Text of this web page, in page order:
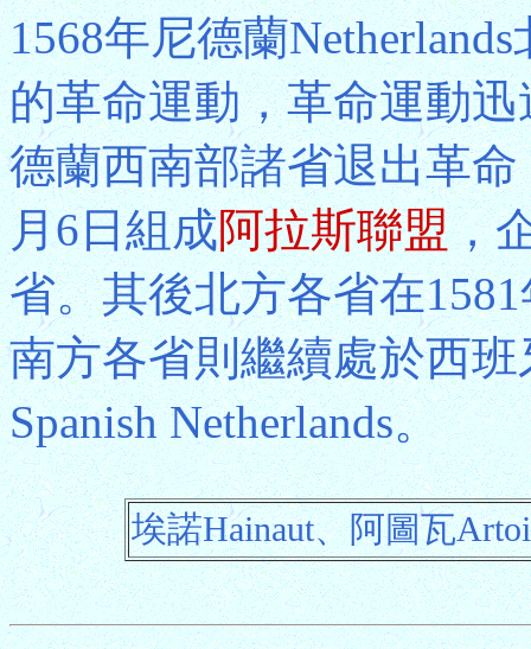
1568年尼德蘭
的革命運動，革命運動
德蘭西南部諸省退出革
月6日組成阿拉斯聯盟，
省。其後北方各省在
南方各省則繼續處於西
Spanish Netherlands。
埃諾Hainaut、阿圖瓦